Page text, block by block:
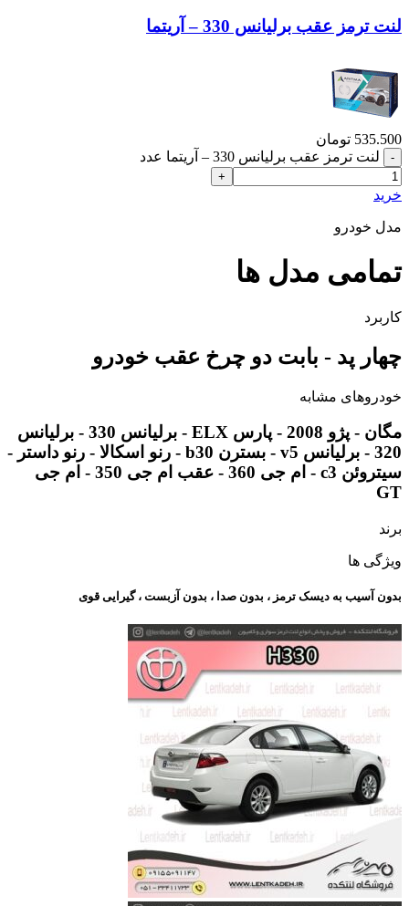
لنت ترمز عقب برلیانس 330 – آریتما
535.500 تومان
لنت ترمز عقب برلیانس 330 – آریتما عدد
خرید
مدل خودرو
تمامی مدل ها
کاربرد
چهار پد - بابت دو چرخ عقب خودرو
خودروهای مشابه
مگان - پژو 2008 - پارس ELX - برلیانس 330 - برلیانس
320 - برلیانس v5 - بسترن b30 - رنو اسکالا - رنو داستر -
سیتروئن c3 - ام جی 360 - عقب ام جی 350 - ام جی
GT
برند
ویژگی ها
بدون آسیب به دیسک ترمز ، بدون صدا ، بدون آزبست ، گیرایی قوی​